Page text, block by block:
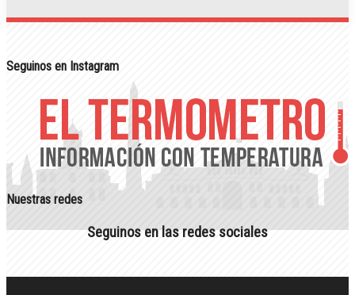
Seguinos en Instagram
Nuestras redes
Seguinos en las redes sociales